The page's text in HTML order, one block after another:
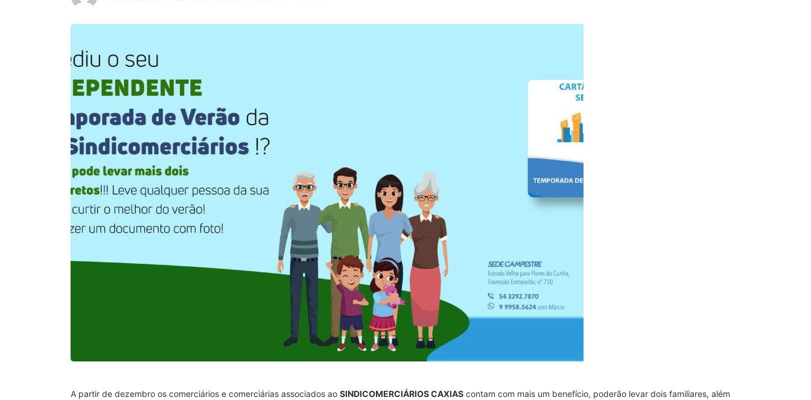
A partir de dezembro os comerciários e comerciárias associados ao SINDICOMERCIÁRIOS CAXIAS contam com mais um benefício, poderão levar dois familiares, além